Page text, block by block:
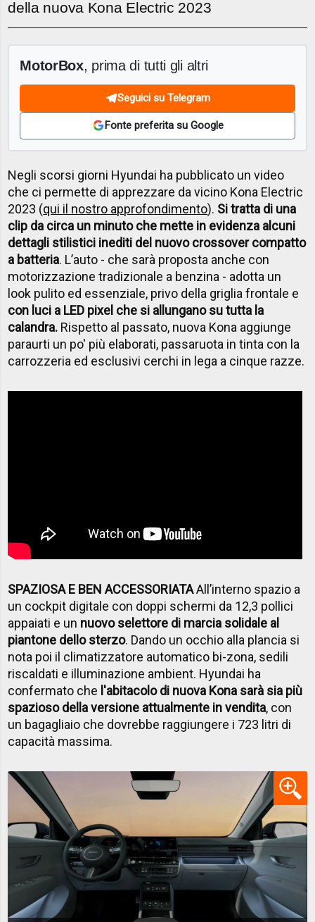
della nuova Kona Electric 2023
MotorBox, prima di tutti gli altri
Seguici su Telegram
Fonte preferita su Google
Negli scorsi giorni Hyundai ha pubblicato un video
che ci permette di apprezzare da vicino Kona Electric
2023 (qui il nostro approfondimento). Si tratta di una
clip da circa un minuto che mette in evidenza alcuni
dettagli stilistici inediti del nuovo crossover compatto
a batteria. L’auto - che sarà proposta anche con
motorizzazione tradizionale a benzina - adotta un
look pulito ed essenziale, privo della griglia frontale e
con luci a LED pixel che si allungano su tutta la
calandra. Rispetto al passato, nuova Kona aggiunge
paraurti un po' più elaborati, passaruota in tinta con la
carrozzeria ed esclusivi cerchi in lega a cinque razze.
SPAZIOSA E BEN ACCESSORIATAAll’interno spazio a
un cockpit digitale con doppi schermi da 12,3 pollici
appaiati e un nuovo selettore di marcia solidale al
piantone dello sterzo. Dando un occhio alla plancia si
nota poi il climatizzatore automatico bi-zona, sedili
riscaldati e illuminazione ambient. Hyundai ha
confermato che l'abitacolo di nuova Kona sarà sia più
spazioso della versione attualmente in vendita, con
un bagagliaio che dovrebbe raggiungere i 723 litri di
capacità massima.